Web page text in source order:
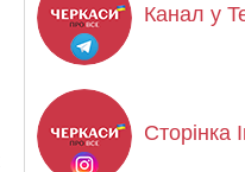
Канал у
Сторінка